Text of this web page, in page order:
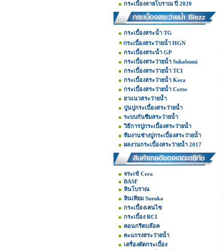
กระเบื้องลายโบราณ ปี 2020
กระเบื้องสระน้ำ TG
กระเบื้องสระว่ายน้ำ HGN
กระเบื้องสระน้ำ GP
กระเบื้องสระว่ายน้ำ Sukabumi
กระเบื้องสระว่ายน้ำ TCI
กระเบื้องสระว่ายน้ำ Kera
กระเบื้องสระว่ายน้ำ Cotto
ยาแนวสระว่ายน้ำ
ปูนปูกระเบื้องสระว่ายน้ำ
ระบบกันซึมสระว่ายน้ำ
วิธีการปูกระเบื้องสระว่ายน้ำ
ทีมงานช่างปูกระเบื้องสระว่ายน้ำ
ผลงานกระเบื้องสระว่ายน้ำ 2017
จระเข้ Cera
BASF
หินโบราณ
หินเทียม Suzuka
กระเบื้องเคนไซ
กระเบื้อง RCI
คอนกรีตบล๊อค
ตะแกรงสระว่ายน้ำ
เครื่องตัดกระเบื้อง